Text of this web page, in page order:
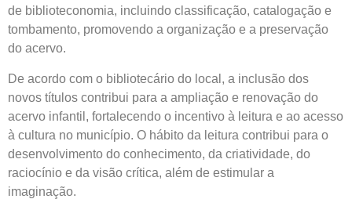
de biblioteconomia, incluindo classificação, catalogação e
tombamento, promovendo a organização e a preservação
do acervo.
De acordo com o bibliotecário do local, a inclusão dos
novos títulos contribui para a ampliação e renovação do
acervo infantil, fortalecendo o incentivo à leitura e ao acesso
à cultura no município. O hábito da leitura contribui para o
desenvolvimento do conhecimento, da criatividade, do
raciocínio e da visão crítica, além de estimular a
imaginação.